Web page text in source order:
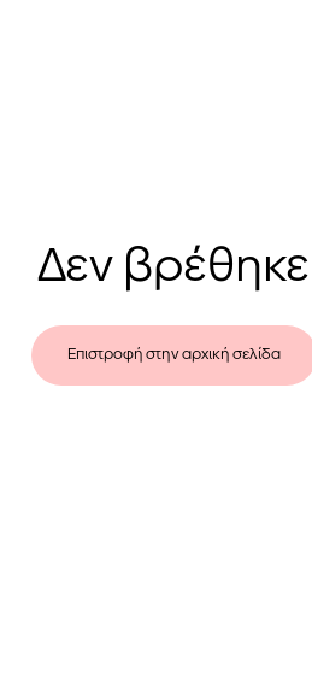
Δεν βρέθηκε
Επιστροφή στην αρχική σελίδα